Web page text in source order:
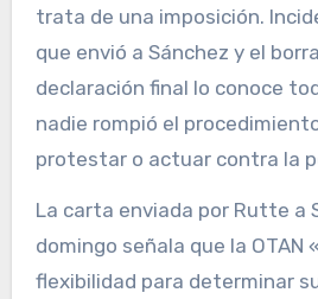
trata de una imposición.
que envió a Sánchez y el
declaración final lo conoce
nadie rompió el
protestar o actuar contra la
La carta enviada por Rutte a
domingo señala que la OTAN
flexibilidad para determinar